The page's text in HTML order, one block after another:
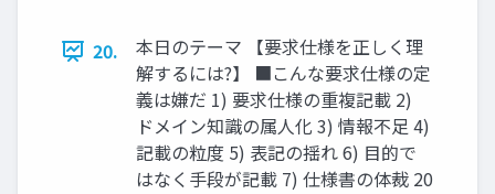
20.
本日のテーマ 【要求仕様を正しく理
解するには?】 ■こんな要求仕様の定
義は嫌だ 1) 要求仕様の重複記載 2)
ドメイン知識の属人化 3) 情報不足 4)
記載の粒度 5) 表記の揺れ 6) 目的で
はなく手段が記載 7) 仕様書の体裁 20